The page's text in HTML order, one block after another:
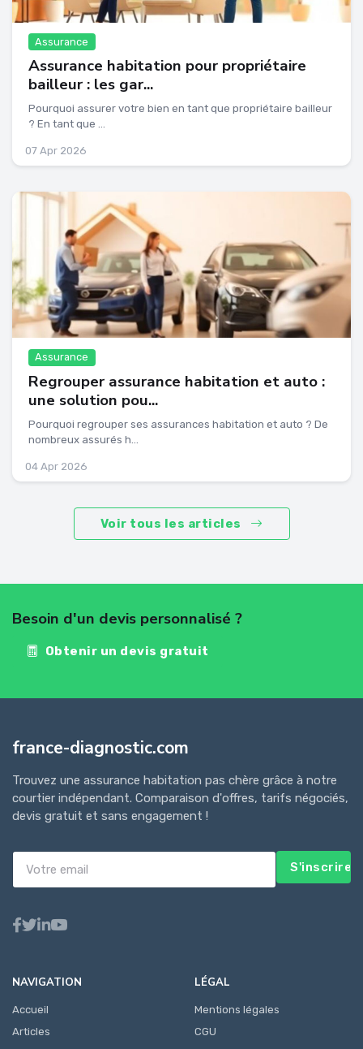
Assurance
Assurance habitation pour propriétaire
bailleur : les gar...
Pourquoi assurer votre bien en tant que propriétaire bailleur
? En tant que ...
07 Apr 2026
Assurance
Regrouper assurance habitation et auto :
une solution pou...
Pourquoi regrouper ses assurances habitation et auto ? De
nombreux assurés h...
04 Apr 2026
Voir tous les articles
Besoin d'un devis personnalisé ?
Obtenir un devis gratuit
france-diagnostic.com
Trouvez une assurance habitation pas chère grâce à notre
courtier indépendant. Comparaison d'offres, tarifs négociés,
devis gratuit et sans engagement !
S'inscrire
NAVIGATION
Accueil
Articles
LÉGAL
Mentions légales
CGU